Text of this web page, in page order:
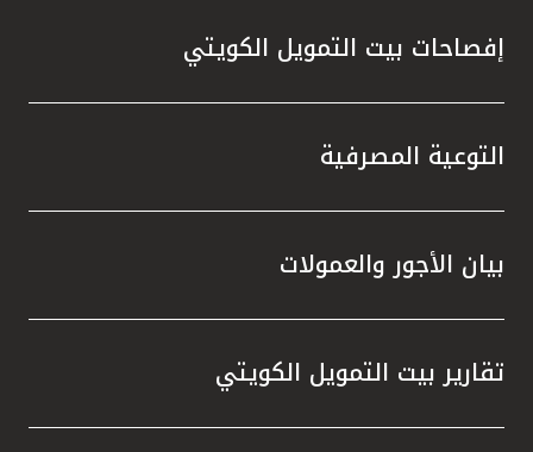
إفصاحات بيت التمويل الكويتي
التوعية المصرفية
بيان الأجور والعمولات
تقارير بيت التمويل الكويتي